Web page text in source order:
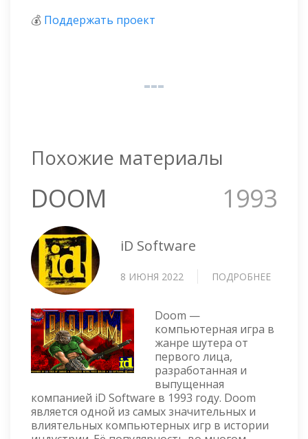
💰 Поддержать проект
Похожие материалы
DOOM 1993
iD Software
8 ИЮНЯ 2022 ПОДРОБНЕЕ
Doom —
компьютерная игра в
жанре шутера от
первого лица,
разработанная и
выпущенная
компанией iD Software в 1993 году. Doom
является одной из самых значительных и
влиятельных компьютерных игр в истории